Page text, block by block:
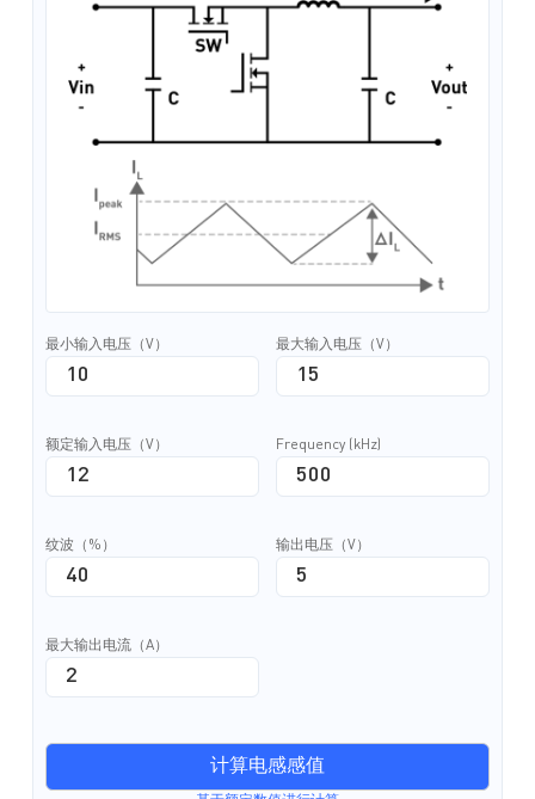
最小输入电压（V） 最大输入电压（V）
额定输入电压（V） Frequency (kHz)
纹波（%） 输出电压（V）
最大输出电流（A）
计算电感感值